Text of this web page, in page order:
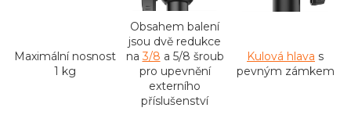
Maximální nosnost
1 kg
Obsahem balení
jsou dvě redukce
na3/8 a 5/8 šroub
pro upevnění
externího
příslušenství
Kulová hlava s
pevným zámkem